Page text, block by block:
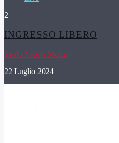
2
INGRESSO LIBERO
Paolo Nicola Monzi
22 Luglio 2024